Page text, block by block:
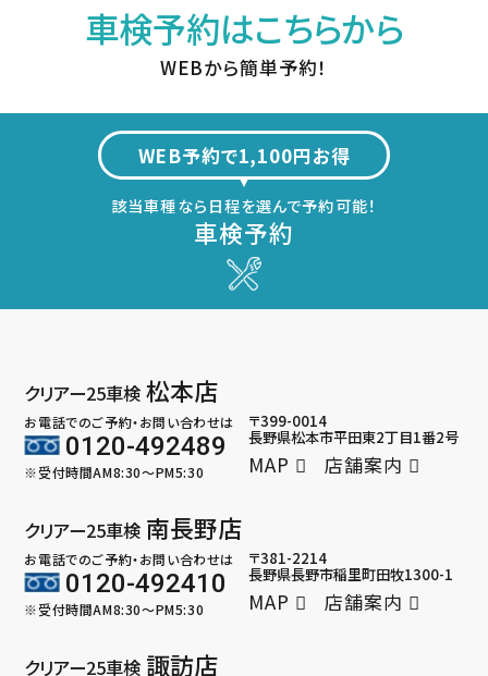
車検予約はこちらから
WEBから簡単予約！
WEB予約で1,100円お得
該当車種なら日程を選んで予約可能！
車検予約
クリアー25車検 松本店
お電話でのご予約・お問い合わせは
0120-492489
※受付時間AM8:30～PM5:30
〒399-0014
長野県松本市平田東2丁目1番2号
MAP 店舗案内
クリアー25車検 南長野店
お電話でのご予約・お問い合わせは
0120-492410
※受付時間AM8:30～PM5:30
〒381-2214
長野県長野市稲里町田牧1300-1
MAP 店舗案内
クリアー25車検 諏訪店